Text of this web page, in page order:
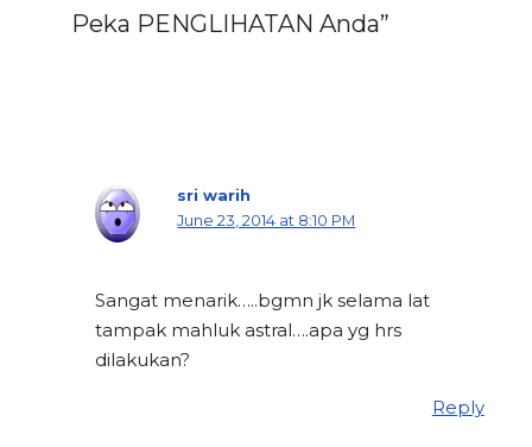
Peka PENGLIHATAN Anda”
sri warih
June 23, 2014 at 8:10 PM
Sangat menarik…..bgmn jk selama lat
tampak mahluk astral….apa yg hrs
dilakukan?
Reply